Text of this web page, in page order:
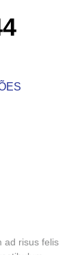
ad risus felis